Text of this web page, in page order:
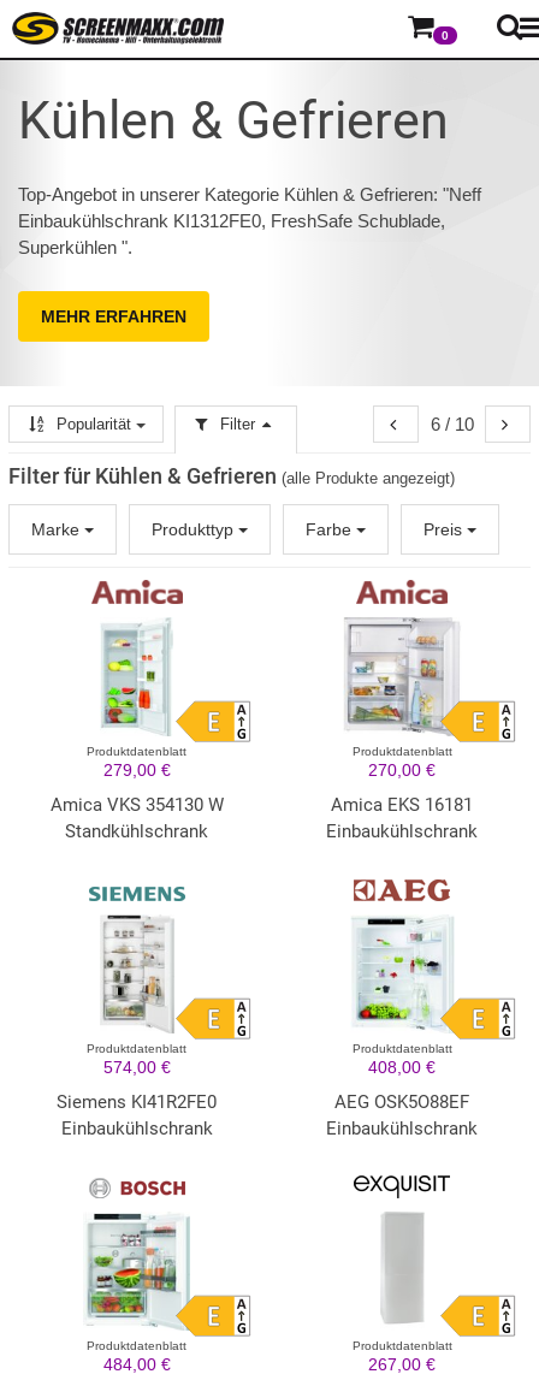
0
Kühlen & Gefrieren
Top-Angebot in unserer Kategorie Kühlen & Gefrieren: "Neff
Einbaukühlschrank KI1312FE0, FreshSafe Schublade,
Superkühlen ".
MEHR ERFAHREN
6 / 10
Popularität Filter
Filter für Kühlen & Gefrieren (alle Produkte angezeigt)
Marke Produkttyp Farbe Preis
Produktdatenblatt
279,00 €
Amica VKS 354130 W
Standkühlschrank
Produktdatenblatt
270,00 €
Amica EKS 16181
Einbaukühlschrank
Produktdatenblatt
574,00 €
Siemens KI41R2FE0
Einbaukühlschrank
Produktdatenblatt
408,00 €
AEG OSK5O88EF
Einbaukühlschrank
Produktdatenblatt
484,00 €
Produktdatenblatt
267,00 €